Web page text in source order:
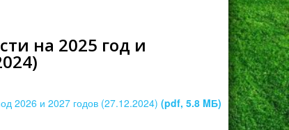
на 2025 год и
2026 и 2027 годов (27.12.2024) (pdf, 5.8 MБ)